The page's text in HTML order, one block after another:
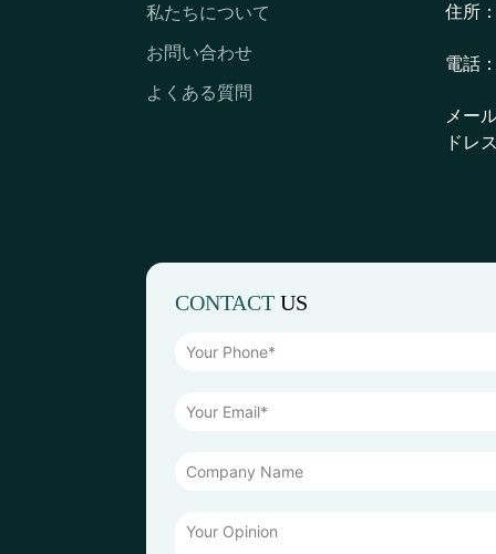
私たちについて
お問い合わせ
よくある質問
住所：
電話：
メー
ドレ
CONTACT US